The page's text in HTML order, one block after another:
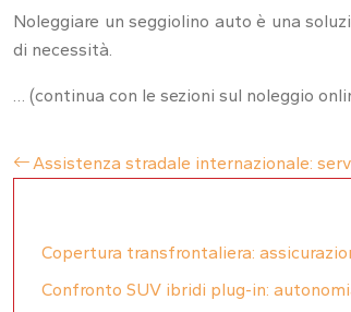
Noleggiare un seggiolino auto è una
di necessità.
… (continua con le sezioni sul noleggio
Assistenza stradale internazionale:
Copertura transfrontaliera:
Confronto SUV ibridi plug-in: